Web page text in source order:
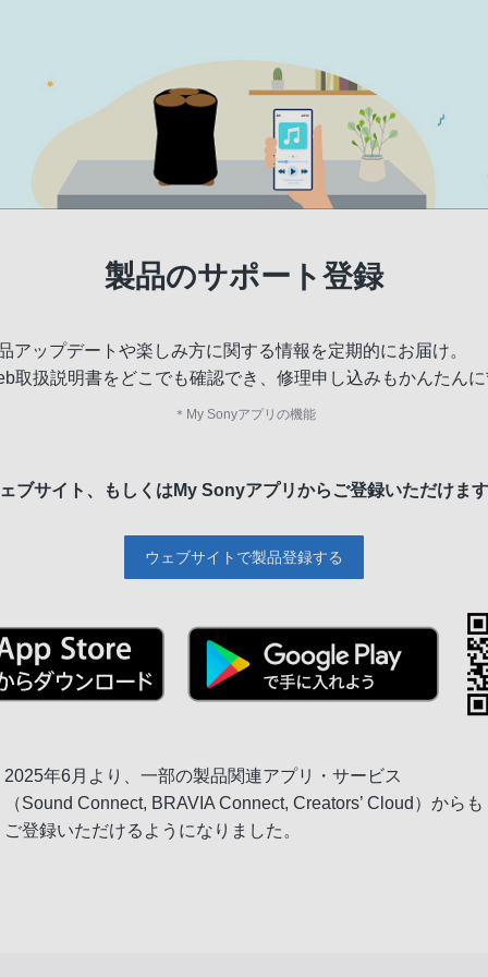
製品のサポート登録
アップデートや楽しみ方に関する情報を定期的にお届け。
取扱説明書をどこでも確認でき、修理申し込みもかんたん
＊ My Sonyアプリの機能
ブサイト、もしくは My Sonyアプリからご登録いただけま
ウェブサイトで製品登録する
2025年6月より、一部の製品関連アプリ・サービス
（Sound Connect, BRAVIA Connect, Creators’ Cloud）からも
ご登録いただけるようになりました。